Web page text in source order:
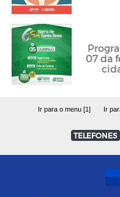
07 da
Ir para o menu [1] Ir
TELEFONES